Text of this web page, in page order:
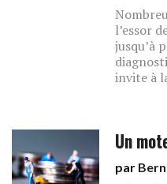
l’essor
jusqu’à
invite à
Un
par